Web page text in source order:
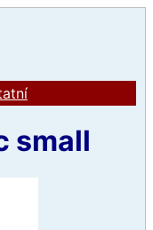
small